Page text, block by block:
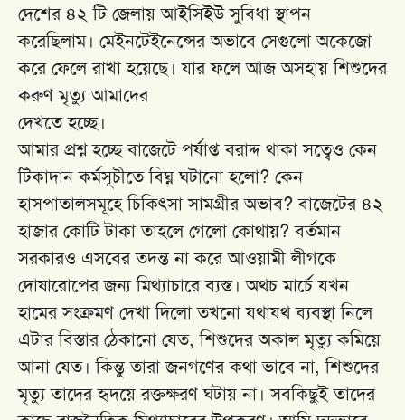
দেশের ৪২ টি জেলায় আইসিইউ সুবিধা স্থাপন
করেছিলাম। মেইনটেইনেন্সের অভাবে সেগুলো অকেজো
করে ফেলে রাখা হয়েছে। যার ফলে আজ অসহায় শিশুদের
করুণ মৃত্যু আমাদের
দেখতে হচ্ছে।
আমার প্রশ্ন হচ্ছে বাজেটে পর্যাপ্ত বরাদ্দ থাকা সত্বেও কেন
টিকাদান কর্মসূচীতে বিঘ্ন ঘটানো হলো? কেন
হাসপাতালসমূহে চিকিৎসা সামগ্রীর অভাব? বাজেটের ৪২
হাজার কোটি টাকা তাহলে গেলো কোথায়? বর্তমান
সরকারও এসবের তদন্ত না করে আওয়ামী লীগকে
দোষারোপের জন্য মিথ্যাচারে ব্যস্ত। অথচ মার্চে যখন
হামের সংক্রমণ দেখা দিলো তখনো যথাযথ ব্যবস্থা নিলে
এটার বিস্তার ঠেকানো যেত, শিশুদের অকাল মৃত্যু কমিয়ে
আনা যেত। কিন্তু তারা জনগণের কথা ভাবে না, শিশুদের
মৃত্যু তাদের হৃদয়ে রক্তক্ষরণ ঘটায় না। সবকিছুই তাদের